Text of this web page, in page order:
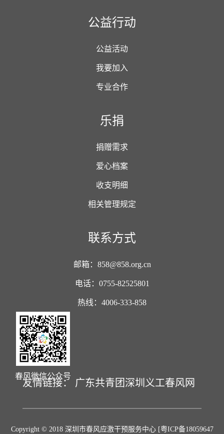
公益行动
公益活动
我要加入
专业合作
乐捐
捐赠需求
爱心档案
收支明细
相关管理规定
联系方式
邮箱：858@858.org.cn
电话：0755-82525801
热线：4006-333-858
春风微信公众号
友情链接： 广东共青团深圳义工春风网
Copyright © 2018 深圳市春风应激干预服务中心 [粤ICP备18059647